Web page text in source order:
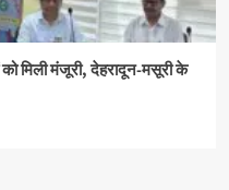
को मिली मंजूरी, देहरादून-मसूरी के